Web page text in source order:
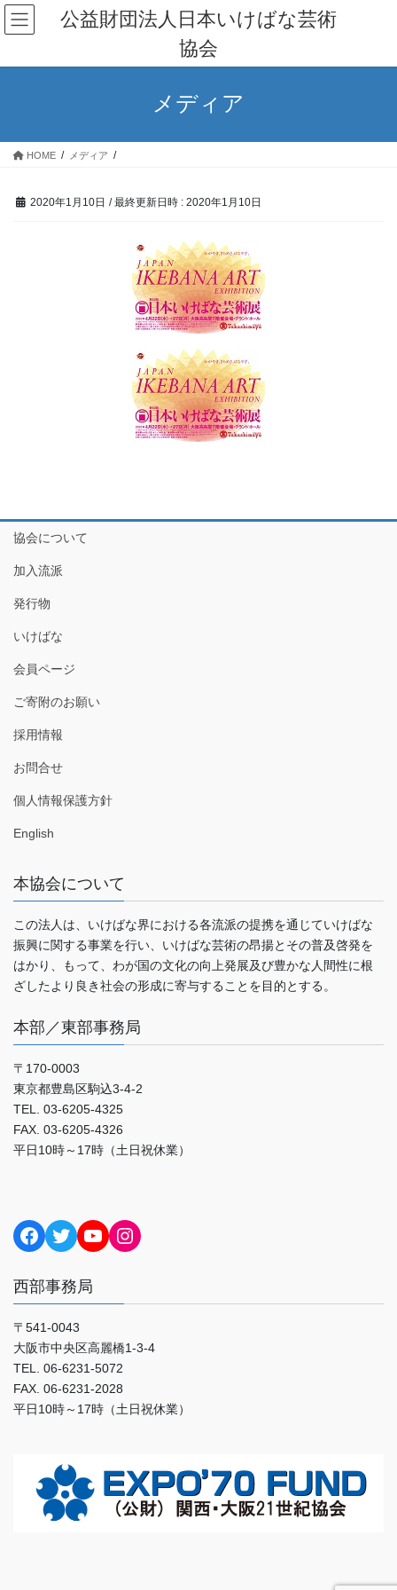
コ
ン
ン
ナ
ビ
ー
公益財団法人日本いけばな芸術
協会
メディア
HOME メディア
2020年1月10日 / 最終更新日時 : 2020年1月10日
協会について
加入流派
発行物
いけばな
会員ページ
ご寄附のお願い
採用情報
お問合せ
個人情報保護方針
English
本協会について
この法人は、いけばな界における各流派の提携を通じていけばな
振興に関する事業を行い、いけばな芸術の昂揚とその普及啓発を
はかり、もって、わが国の文化の向上発展及び豊かな人間性に根
ざしたより良き社会の形成に寄与することを目的とする。
本部／東部事務局
〒170-0003
東京都豊島区駒込3-4-2
TEL. 03-6205-4325
FAX. 03-6205-4326
平日10時～17時（土日祝休業）
Facebook
TwitterYouTubeInstagram
西部事務局
〒541-0043
大阪市中央区高麗橋1-3-4
TEL. 06-6231-5072
FAX. 06-6231-2028
平日10時～17時（土日祝休業）